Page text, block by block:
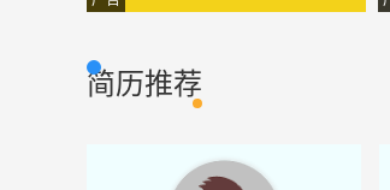
车间主任 生产管理
简历推荐